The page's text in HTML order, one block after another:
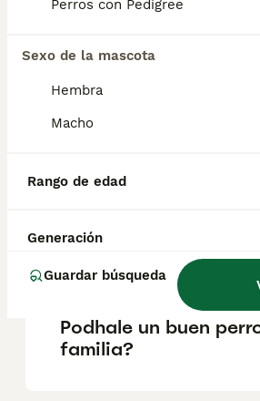
Perros con Pedigree
Sexo de la mascota
Hembra
Macho
Rango de edad
Generación
Guardar búsqueda
ovejas en condiciones adversas.
¿Cuánto cuesta un
Pastor Belga?
¿Es el Pastor Polaco
Podhale un buen
familia?